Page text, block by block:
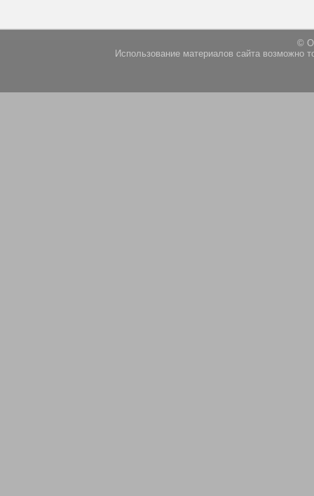
©
Использование материалов сайта возможно